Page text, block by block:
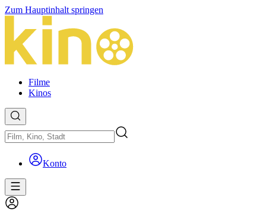
Zum Hauptinhalt springen
Filme
Kinos
Konto